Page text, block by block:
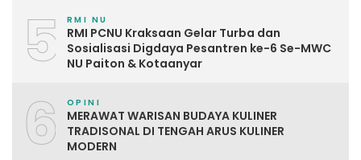
5 RMI NU
RMI PCNU Kraksaan Gelar Turba dan
Sosialisasi Digdaya Pesantren ke-6 Se-MWC
NU Paiton & Kotaanyar
6 OPINI
MERAWAT WARISAN BUDAYA KULINER
TRADISONAL DI TENGAH ARUS KULINER
MODERN